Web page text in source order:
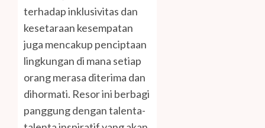
terhadap inklusivitas dan
kesetaraan kesempatan
juga mencakup penciptaan
lingkungan di mana setiap
orang merasa diterima dan
dihormati. Resor ini berbagi
panggung dengan talenta-